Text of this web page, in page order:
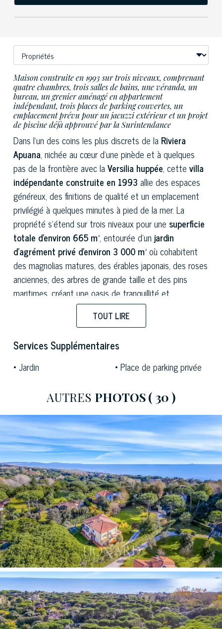
Maison construite en 1993 sur trois niveaux, comprenant
quatre chambres, trois salles de bains, une véranda, un
bureau, un grenier aménagé en appartement
indépendant, trois places de parking couvertes, un
emplacement prévu pour un jacuzzi extérieur et un projet
de piscine déjà approuvé par la Surintendance
Dans l'un des coins les plus discrets de la Riviera
Apuana, nichée au cœur d'une pinède et à quelques
pas de la frontière avec laVersilia huppée, cette villa
indépendante construite en 1993 allie des espaces
généreux, des finitions de qualité et un emplacement
privilégié à quelques minutes à pied de la mer. La
propriété s'étend sur trois niveaux pour une superficie
totale d'environ 665 m², entourée d'un jardin
d'agrément privé d'environ 3 000 m²où cohabitent
des magnolias matures, des érables japonais, des roses
anciennes, des arbres de grande taille et des pins
maritimes, créant une oasis de tranquillité et
protégeant la résidence des regards extérieurs pour
garantir une intimité maximale. Le
Surintendanceet joint au dossier de la propriété,
ajoute un élément de valorisation immédiate qui
transforme la villa en une demeure idéale pour la saison
Le rez-de-chaussée est aménagé pour accueillir la vie
de réception et la convivialité quotidienne. La vaste
entrée donne accès à un élégant bureau privé, un salon
raffiné, une salle à manger séparée et unecuisine
habitable dotée de grands placards, complétés par
une salle de bains d'invités et un dégagement
fonctionnel. Lavéranda spacieuse, recouverte d'une
grandetable en marbre pour huit couvertset
meublée d'un salon de jardin pour la détente, fait le lien
entre l'intérieur et l'extérieur : un espace à
l'atmosphère unique qui devient le cœur de la vie
sociale de la maison, protégé par la végétation et
ouvert sur le jardin.L'aménagement prévu pour un
jacuzzi extérieursous une pergola dédiée complète
l'offre du rez-de-chaussée avec une touche de bien-
être de qualité.
TOUT LIRE
Services Supplémentaires
Jardin Place de parking privée
AUTRES PHOTOS( 30 )